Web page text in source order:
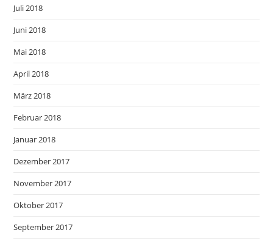
Juli 2018
Juni 2018
Mai 2018
April 2018
März 2018
Februar 2018
Januar 2018
Dezember 2017
November 2017
Oktober 2017
September 2017